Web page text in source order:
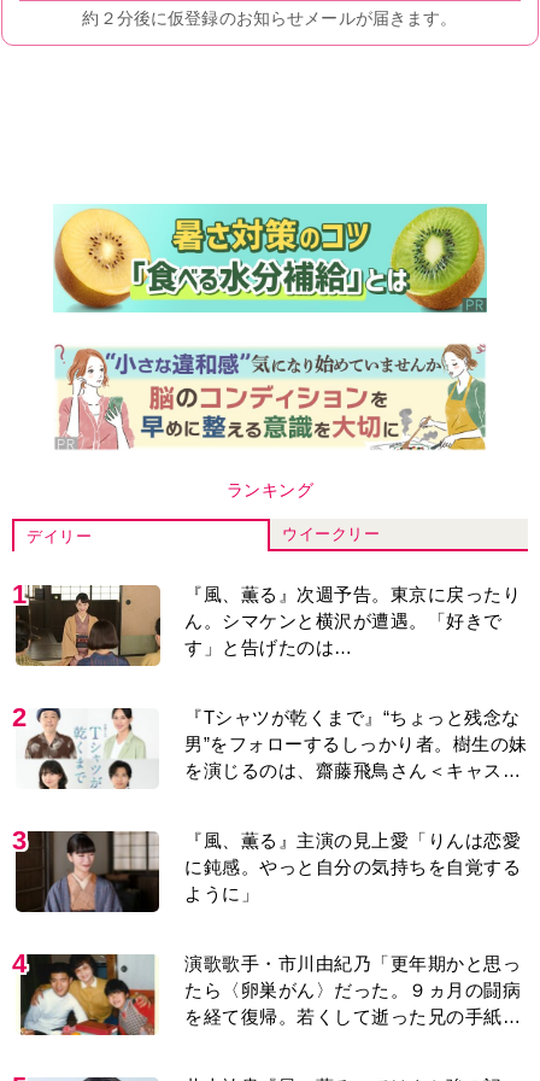
ランキング
デイリー ウイークリー
1
『風、薫る』次週予告。東京に戻ったり
ん。シマケンと横沢が遭遇。「好きで
す」と告げたのは…
2
『Tシャツが乾くまで』“ちょっと残念な
男”をフォローするしっかり者。樹生の妹
を演じるのは、齋藤飛鳥さん＜キャスト
3
『風、薫る』主演の見上愛「りんは恋愛
に鈍感。やっと自分の気持ちを自覚する
ように」
4
演歌歌手・市川由紀乃「更年期かと思っ
たら〈卵巣がん〉だった。９ヵ月の闘病
を経て復帰。若くして逝った兄の手紙を